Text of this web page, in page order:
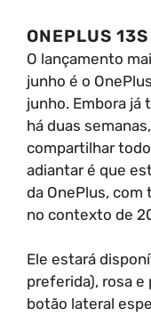
ONEPLUS 13S
O lançamento
junho é o
junho. Embora já
há duas
compartilhar
adiantar é que
da OnePlus, com
no contexto de
Ele estará
preferida), rosa
botão lateral